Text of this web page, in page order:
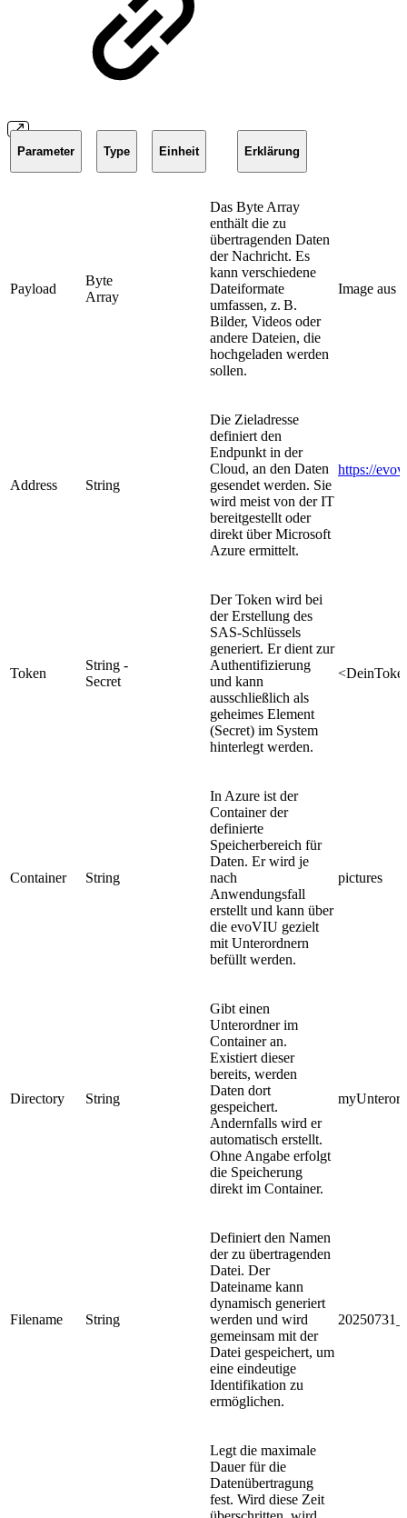
Parameter Type Einheit Erklärung
Payload
Byte
Array
Das Byte Array
enthält die zu
übertragenden Daten
der Nachricht. Es
kann verschiedene
Dateiformate
umfassen, z. B.
Bilder, Videos oder
andere Dateien, die
hochgeladen werden
sollen.
Image aus
Address String
Die Zieladresse
definiert den
Endpunkt in der
Cloud, an den Daten
gesendet werden. Sie
wird meist von der IT
bereitgestellt oder
direkt über Microsoft
Azure ermittelt.
https://
Token
String -
Secret
Der Token wird bei
der Erstellung des
SAS-Schlüssels
generiert. Er dient zur
Authentifizierung
und kann
ausschließlich als
geheimes Element
(Secret) im System
hinterlegt werden.
Container String
In Azure ist der
Container der
definierte
Speicherbereich für
Daten. Er wird je
nach
Anwendungsfall
erstellt und kann über
die evoVIU gezielt
mit Unterordnern
befüllt werden.
pictures
Directory String
Gibt einen
Unterordner im
Container an.
Existiert dieser
bereits, werden
Daten dort
gespeichert.
Andernfalls wird er
automatisch erstellt.
Ohne Angabe erfolgt
die Speicherung
direkt im Container.
Filename String
Definiert den Namen
der zu übertragenden
Datei. Der
Dateiname kann
dynamisch generiert
werden und wird
gemeinsam mit der
Datei gespeichert, um
eine eindeutige
Identifikation zu
ermöglichen.
Legt die maximale
Dauer für die
Datenübertragung
fest. Wird diese Zeit